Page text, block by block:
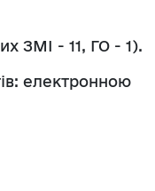
ЗМІ - 11, ГО - 1).
електронною